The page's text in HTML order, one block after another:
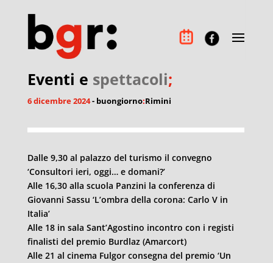
Eventi e spettacoli;
6 dicembre 2024- buongiorno:Rimini
Dalle 9,30 al palazzo del turismo il convegno
‘Consultori ieri, oggi… e domani?’
Alle 16,30 alla scuola Panzini la conferenza di
Giovanni Sassu ‘L’ombra della corona: Carlo V in
Italia’
Alle 18 in sala Sant’Agostino incontro con i registi
finalisti del premio Burdlaz (Amarcort)
Alle 21 al cinema Fulgor consegna del premio ‘Un